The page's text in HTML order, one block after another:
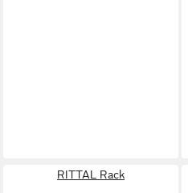
RITTAL Rack